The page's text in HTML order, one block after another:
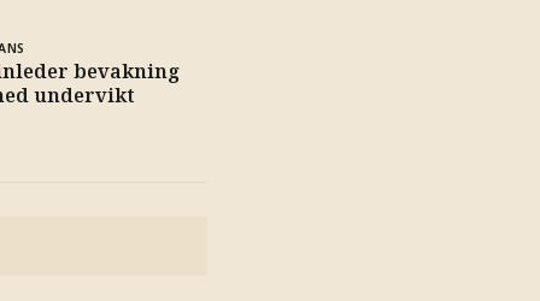
bevakning
undervikt